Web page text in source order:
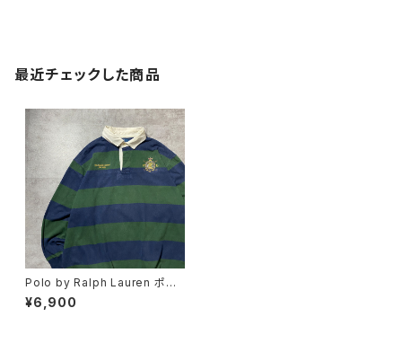
最近チェックした商品
Polo by Ralph Lauren ポロ
バイラルフローレン 刺繍ロ
ゴ グリーン ボーダー ポロ
¥6,900